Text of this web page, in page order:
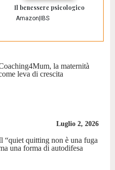
Il benessere psicologico
Amazon IBS
la maternità
leva di crescita
Luglio 2, 2026
“quiet quitting non è una fuga
una forma di autodifesa